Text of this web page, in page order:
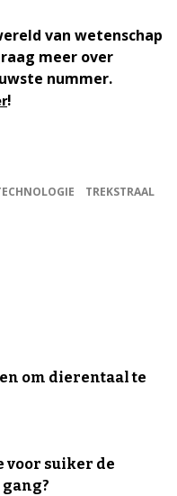
van wetenschap
meer over
nummer.
!
TREKSTRAAL
om dierentaal te
voor suiker de